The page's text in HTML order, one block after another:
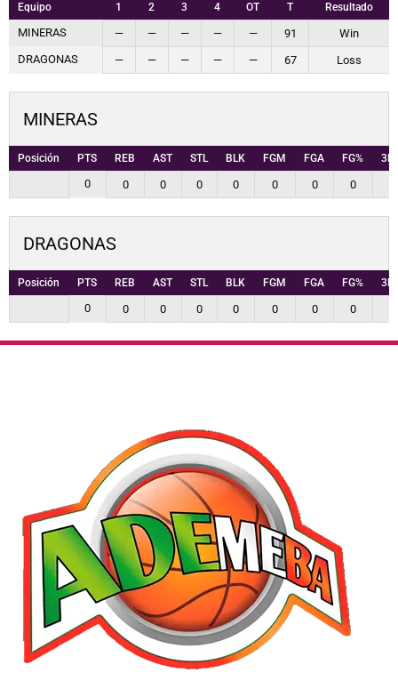
Equipo 1 2 3 4 OT T Resultado
MINERAS — — — — — 91
Win
DRAGONAS
— — — — — 67 Loss
MINERAS
Posición PTS REB AST STL BLK FGM FGA FG%
0 0 0 0 0 0 0 0
DRAGONAS
Posición PTS REB AST STL BLK FGM FGA FG%
0 0 0 0 0 0 0 0